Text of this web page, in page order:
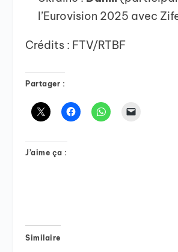
l’Eurovision 2025 avec
Crédits : FTV/RTBF
Partager :
J’aime ça :
Similaire